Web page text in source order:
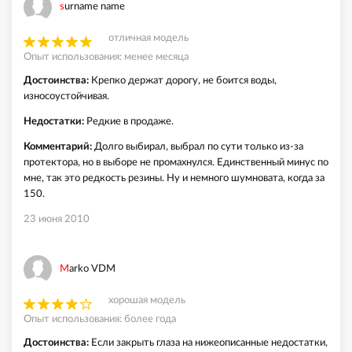
surname name
отличная модель
Опыт использования: менее месяца
Достоинства: Крепко держат дорогу, не боится воды,
износоустойчивая.
Недостатки: Редкие в продаже.
Комментарий: Долго выбирал, выбрал по сути только из-за
протектора, но в выборе не промахнулся. Единственный минус по
мне, так это редкость резины. Ну и немного шумновата, когда за
150.
23 июня 2010
Marko VDM
хорошая модель
Опыт использования: более года
Достоинства: Если закрыть глаза на нижеописанные недостатки,